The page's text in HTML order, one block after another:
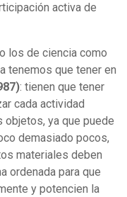
activa de
los de ciencia como
tenemos que tener en
: tienen que tener
cada actividad
ya que puede
demasiado pocos,
materiales deben
ordenada para que
y potencien la